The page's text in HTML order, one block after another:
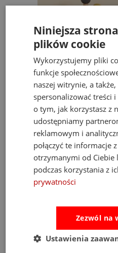
z Ciastkami
Van 3+
Serwis
Bestsellery
Niniejsza
plików cookie
Wykorzystujemy pliki
funkcje
naszej witrynie, a także,
spersonalizować treści
o tym, jak korzystasz z
udostępniamy
reklamowym i
połączyć te informacje
otrzymanymi od Ciebie
podczas korzystania z
prywatności
Zezwól na
Ustawienia